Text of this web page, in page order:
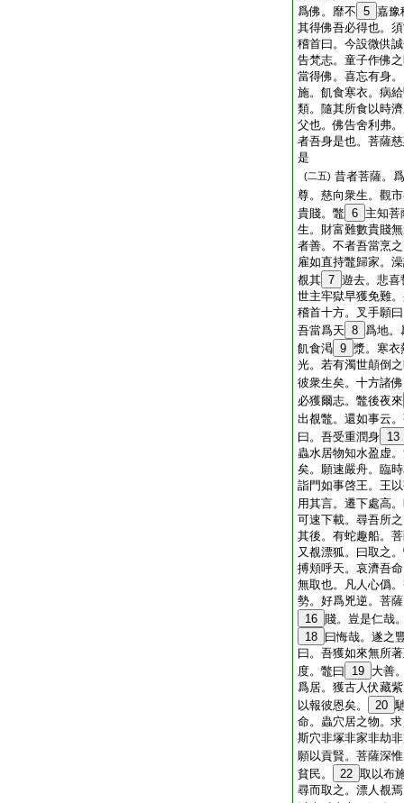
爲佛。靡不 5 嘉豫
其得佛吾必得也。
稽首曰。今設微供
告梵志。童子作佛
當得佛。喜忘有身
施。飢食寒衣。病
類。隨其所食以時
父也。佛告舍利弗
者吾身是也。菩薩
是
(二五) 昔者菩薩。
尊。慈向衆生。觀
貴賤。鼈 6 主知菩
生。財富難數貴賤
者善。不者吾當烹
雇如直持鼈歸家。
覩其 7 遊去。悲喜
世主牢獄早獲免難
稽首十方。叉手願
吾當爲天 8 爲地。
飢食渇 9 漿。寒衣
光。若有濁世顛倒
彼衆生矣。十方諸
必獲爾志。鼈後夜來
出覩鼈。還如事云
曰。吾受重潤身 13
蟲水居物知水盈虚
矣。願速嚴舟。臨
詣門如事啓王。王
用其言。遷下處高
可速下載。尋吾所
其後。有蛇趣船。
又覩漂狐。曰取之
搏頬呼天。哀濟吾
無取也。凡人心僞
勢。好爲兇逆。菩
16 賤。豈是仁哉
18 曰悔哉。遂之
曰。吾獲如來無所
度。鼈曰
19 大善
爲居。獲古人伏藏
以報彼恩矣。
20
命。蟲穴居之物。
斯穴非塚非家非劫
願以貢賢。菩薩深
貧民。
22 取以布
尋而取之。漂人覩